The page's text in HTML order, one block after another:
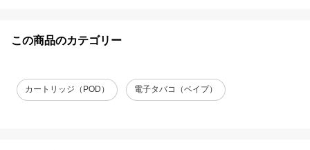
この商品のカテゴリー
カートリッジ（POD） 電子タバコ（ベイプ）